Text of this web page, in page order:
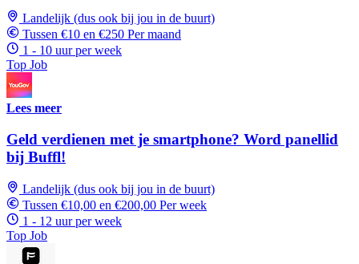
Landelijk (dus ook bij jou in de buurt)
Tussen €10 en €250 Per maand
1 - 10 uur per week
Top Job
Lees meer
Geld verdienen met je smartphone? Word panellid
bij Buffl!
Landelijk (dus ook bij jou in de buurt)
Tussen €10,00 en €200,00 Per week
1 - 12 uur per week
Top Job